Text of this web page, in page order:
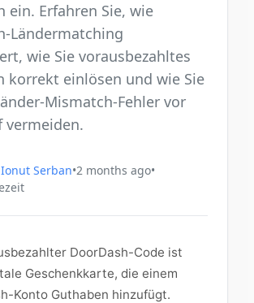
ein. Erfahren Sie, wie
Ländermatching
wie Sie vorausbezahltes
korrekt einlösen und wie Sie
Mismatch-Fehler vor
vermeiden.
Serban•2 months ago•
DoorDash-Code ist
Geschenkkarte, die einem
Konto Guthaben hinzufügt.